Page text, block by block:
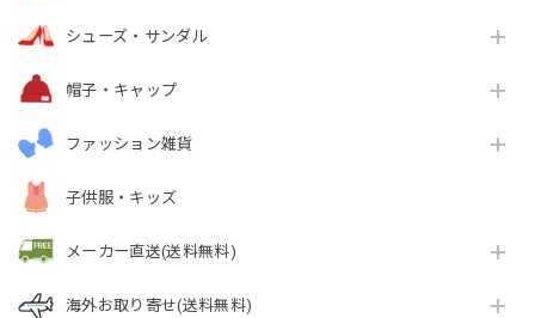
シューズ・サンダル
帽子・キャップ
ファッション雑貨
子供服・キッズ
メーカー直送(送料無料)
海外お取り寄せ(送料無料)